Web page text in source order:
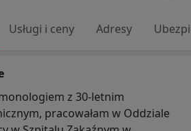
Usługi i ceny Adresy
z 30-letnim
pracowałam w Oddziale